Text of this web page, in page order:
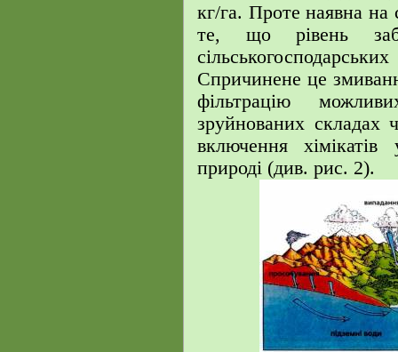
кг/га. Проте наявна на
те, що рівень
Спричинене це
фільтрацію
зруйнованих складах
включення
природі (див. рис. 2).